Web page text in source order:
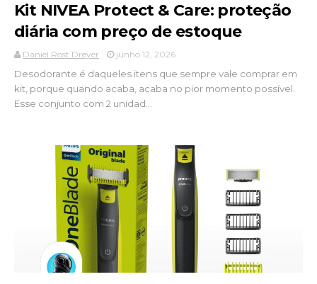
Kit NIVEA Protect & Care: proteção
diária com preço de estoque
Daniel Rost Dreyer junho 12, 2026
Desodorante é daqueles itens que sempre vale comprar em
kit, porque quando acaba, acaba no pior momento possível.
Esse conjunto com 2 unidad...